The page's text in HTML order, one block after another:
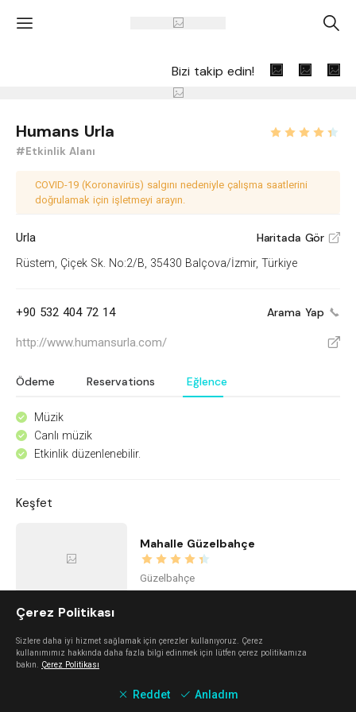
' A
Bizi takip edin!
Humans Urla
#Etkinlik Alanı
COVID-19 (Koronavirüs) salgını nedeniyle çalışma saatlerini
doğrulamak için işletmeyi arayın.
Urla Haritada Gör V
Rüstem, Çiçek Sk. No:2/B, 35430 Balçova/İzmir, Türkiye
+90 532 404 72 14 Arama Yap
http://www.humansurla.com/ V
Ödeme Reservations Eğlence
^ Müzik
^ Canlı müzik
^ Etkinlik düzenlenebilir.
Keşfet
Mahalle Güzelbahçe
Güzelbahçe
Çerez Politikası
Sizlere daha iyi hizmet sağlamak için çerezler kullanıyoruz. Çerez
kullanımımız hakkında daha fazla bilgi edinmek için lütfen çerez politikamıza
bakın. Çerez Politikası
Reddet Anladım